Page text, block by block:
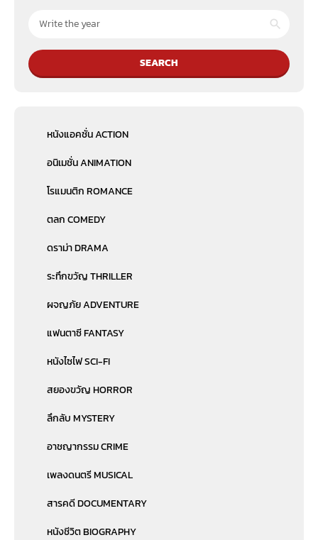
SEARCH
หนังแอคชั่น ACTION
อนิเมชั่น ANIMATION
โรแมนติก ROMANCE
ตลก COMEDY
ดราม่า DRAMA
ระทึกขวัญ THRILLER
ผจญภัย ADVENTURE
แฟนตาซี FANTASY
หนังไซไฟ SCI-FI
สยองขวัญ HORROR
ลึกลับ MYSTERY
อาชญากรรม CRIME
เพลงดนตรี MUSICAL
สารคดี DOCUMENTARY
หนังชีวิต BIOGRAPHY